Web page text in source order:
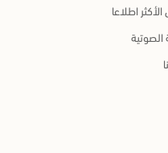
اطلاعا
الصوتية